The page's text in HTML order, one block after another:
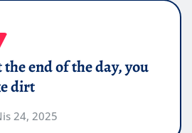
end of the day, you
dirt
24, 2025